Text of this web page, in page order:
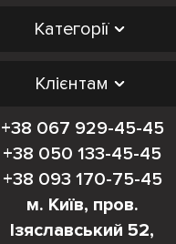
Категорії
Клієнтам
+38 067 929-45-45
+38 050 133-45-45
+38 093 170-75-45
м. Київ, пров.
Ізяславський 52,